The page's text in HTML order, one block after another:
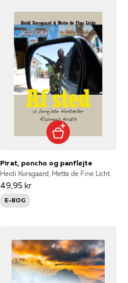
Pirat, poncho og panfløjte
Heidi Korsgaard, Mette de Fine Licht
49,95 kr
E-BOG